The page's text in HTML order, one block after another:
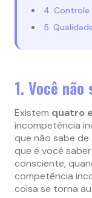
4.
5.
1. Você não
Existem quatro
incompetência
que não sabe
que é você
consciente,
competência
coisa se torna